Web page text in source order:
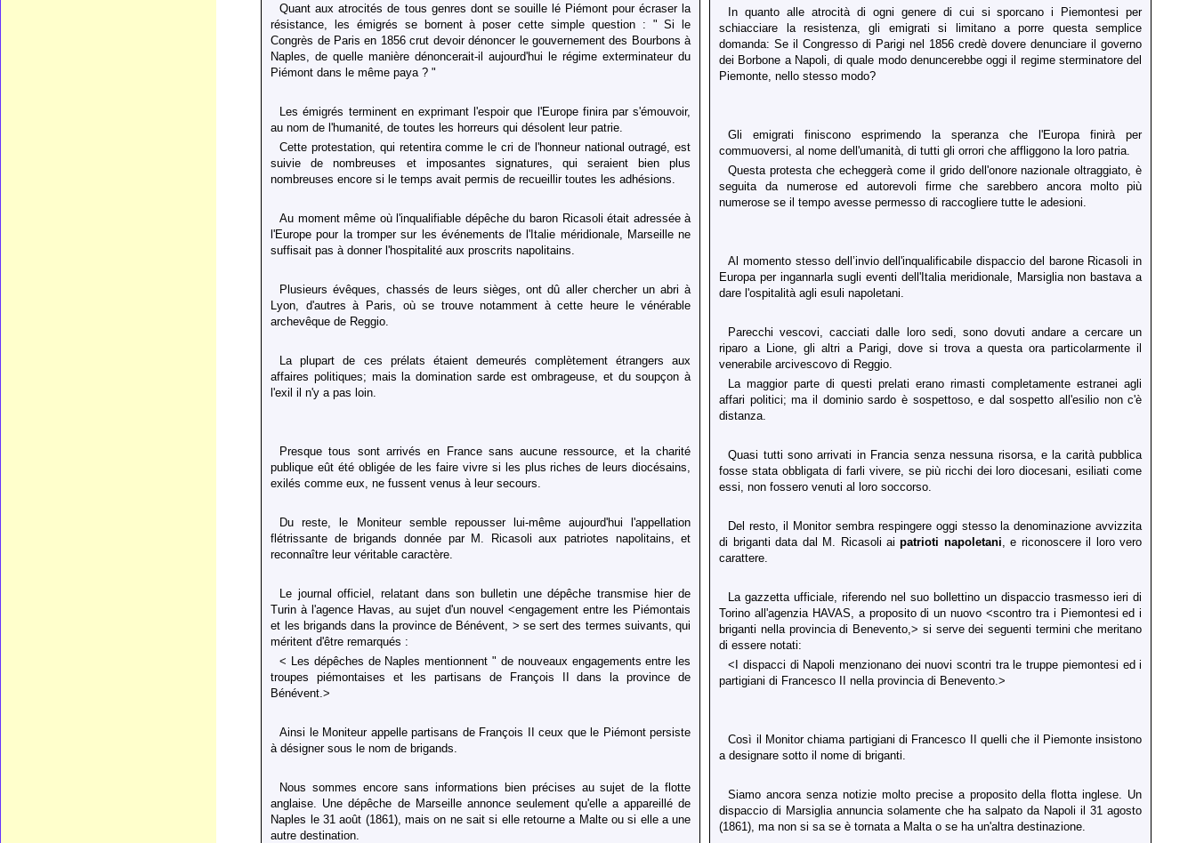
Quant aux atrocités de tous genres dont se souille lé Piémont pour écraser la
résistance, les émigrés se bornent à poser cette simple question : " Si le
Congrès de Paris en 1856 crut devoir dénoncer le gouvernement des Bourbons à
Naples, de quelle manière dénoncerait-il aujourd'hui le régime exterminateur du
Piémont dans le même paya ?"
Les émigrés terminent en exprimant l'espoir que l'Europe finira par s'émouvoir,
au nom de l'humanité, de toutes les horreurs qui désolent leur patrie.
Cette protestation, qui retentira comme le cri de l'honneur national outragé, est
suivie de nombreuses et imposantes signatures, qui seraient bien plus
nombreuses encore si le temps avait permis de recueillir toutes les adhésions.
Au moment même où l'inqualifiable dépêche du baron Ricasoli était adressée à
l'Europe pour la tromper sur les événements de l'Italie méridionale, Marseille ne
suffisait pas à donner l'hospitalité aux proscrits napolitains.
Plusieurs évêques, chassés de leurs sièges, ont dû aller chercher un abri à
Lyon, d'autres à Paris, où se trouve notamment à cette heure le vénérable
archevêque de Reggio.
La plupart de ces prélats étaient demeurés complètement étrangers aux
affaires politiques; mais la domination sarde est ombrageuse, et du soupçon à
l'exil il n'y a pas loin.
Presque tous sont arrivés en France sans aucune ressource, et la charité
publique eût été obligée de les faire vivre si les plus riches de leurs diocésains,
exilés comme eux, ne fussent venus à leur secours.
Du reste, le Moniteur semble repousser lui-même aujourd'hui l'appellation
flétrissante de brigands donnée par M. Ricasoli aux patriotes napolitains, et
reconnaître leur véritable caractère.
Le journal officiel, relatant dans son bulletin une dépêche transmise hier de
Turin à l'agence Havas, au sujet d'un nouvel <engagement entre les Piémontais
et les brigands dans la province de Bénévent, > se sert des termes suivants, qui
méritent d'être remarqués :
< Les dépêches de Naples mentionnent " de nouveaux engagements entre les
troupes piémontaises et les partisans de François II dans la province de
Bénévent.>
Ainsi le Moniteur appelle partisans de François II ceux que le Piémont persiste
à désigner sous le nom de brigands.
Nous sommes encore sans informations bien précises au sujet de la flotte
anglaise. Une dépêche de Marseille annonce seulement qu'elle a appareillé de
Naples le 31 août (1861), mais on ne sait si elle retourne a Malte ou si elle a une
autre destination.
In quanto alle atrocità di ogni genere di cui si sporcano i Piemontesi per
schiacciare la resistenza, gli emigrati si limitano a porre questa semplice
domanda: Se il Congresso di Parigi nel 1856 credè dovere denunciare il governo
dei Borbone a Napoli, di quale modo denuncerebbe oggi il regime sterminatore del
Piemonte, nello stesso modo?
Gli emigrati finiscono esprimendo la speranza che l'Europa finirà per
commuoversi, al nome dell'umanità, di tutti gli orrori che affliggono la loro patria.
Questa protesta che echeggerà come il grido dell'onore nazionale oltraggiato, è
seguita da numerose ed autorevoli firme che sarebbero ancora molto più
numerose se il tempo avesse permesso di raccogliere tutte le adesioni.
Al momento stesso dell’invio dell'inqualificabile dispaccio del barone Ricasoli in
Europa per ingannarla sugli eventi dell'Italia meridionale, Marsiglia non bastava a
dare l'ospitalità agli esuli napoletani.
Parecchi vescovi, cacciati dalle loro sedi, sono dovuti andare a cercare un
riparo a Lione, gli altri a Parigi, dove si trova a questa ora particolarmente il
venerabile arcivescovo di Reggio.
La maggior parte di questi prelati erano rimasti completamente estranei agli
affari politici; ma il dominio sardo è sospettoso, e dal sospetto all'esilio non c'è
distanza.
Quasi tutti sono arrivati in Francia senza nessuna risorsa, e la carità pubblica
fosse stata obbligata di farli vivere, se più ricchi dei loro diocesani, esiliati come
essi, non fossero venuti al loro soccorso.
Del resto, il Monitor sembra respingere oggi stesso la denominazione avvizzita
di briganti data dal M. Ricasoli aipatrioti napoletani , e riconoscere il loro vero
carattere.
La gazzetta ufficiale, riferendo nel suo bollettino un dispaccio trasmesso ieri di
Torino all'agenzia HAVAS, a proposito di un nuovo <scontro tra i Piemontesi ed i
briganti nella provincia di Benevento,> si serve dei seguenti termini che meritano
di essere notati:
<I dispacci di Napoli menzionano dei nuovi scontri tra le truppe piemontesi ed i
partigiani di Francesco II nella provincia di Benevento.>
Così il Monitor chiama partigiani di Francesco II quelli che il Piemonte insistono
a designare sotto il nome di briganti.
Siamo ancora senza notizie molto precise a proposito della flotta inglese. Un
dispaccio di Marsiglia annuncia solamente che ha salpato da Napoli il 31 agosto
(1861), ma non si sa se è tornata a Malta o se ha un'altra destinazione.